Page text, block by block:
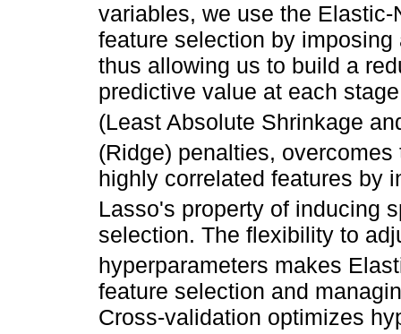
variables, we use the
feature selection by
thus allowing us to build a
predictive value at each
(Least Absolute Shrinkage
(Ridge) penalties,
highly correlated features by
Lasso's property of inducing
selection. The flexibility to
hyperparameters makes
feature selection and
Cross-validation optimizes